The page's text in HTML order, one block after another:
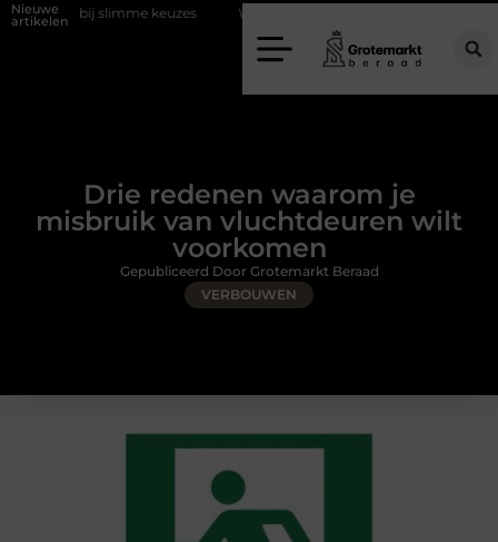
Nieuwe
artikelenkeuzes Waarom kiezen voor een rijschool in Utrecht?
Drie redenen waarom je
misbruik van vluchtdeuren wilt
voorkomen
VERBOUWEN
Gepubliceerd Door Grotemarkt Beraad